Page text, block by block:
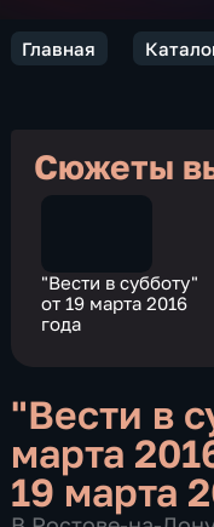
Главная
Сюжеты
"Вести в субботу"
от 19 марта 2016
года
"Вести в
марта
19 марта